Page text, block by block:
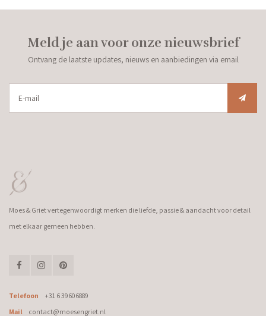
Meld je aan voor onze nieuwsbrief
Ontvang de laatste updates, nieuws en aanbiedingen via email
Moes & Griet vertegenwoordigt merken die liefde, passie & aandacht voor detail
met elkaar gemeen hebben.
Telefoon
+31 6 39606889
Mail
contact@moesengriet.nl